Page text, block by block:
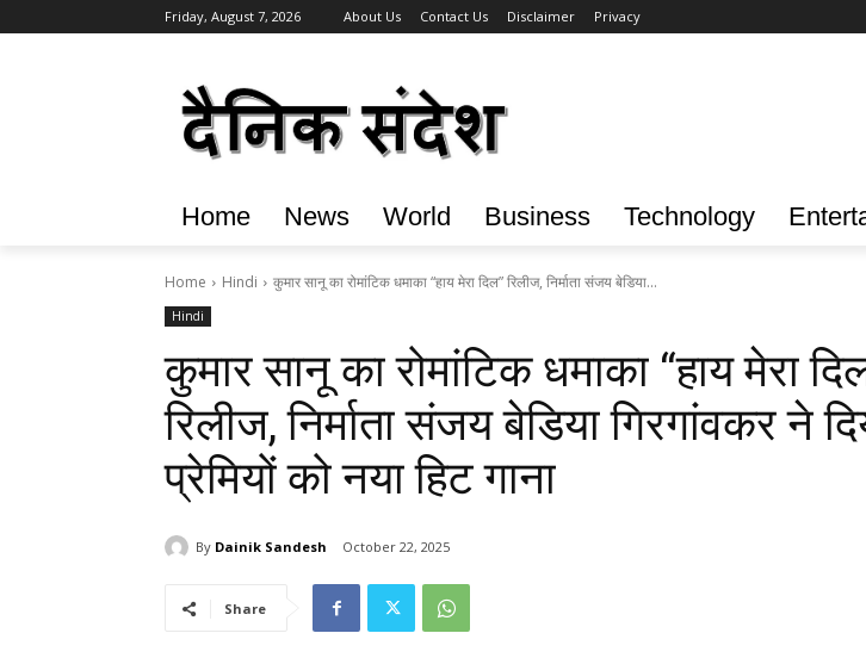
Friday, August 7, 2026 About Us Contact Us Disclaimer Privacy
Home News World Business Technology
Home Hindi कुमार सानू का रोमांटिक धमाका “हाय मेरा दिल” रिलीज, निर्माता संजय बेडिया...
Hindi
कुमार सानू का रोमांटिक धमाका “हाय मेरा
रिलीज, निर्माता संजय बेडिया गिरगांवकर ने
प्रेमियों को नया हिट गाना
By Dainik Sandesh October 22, 2025
Share